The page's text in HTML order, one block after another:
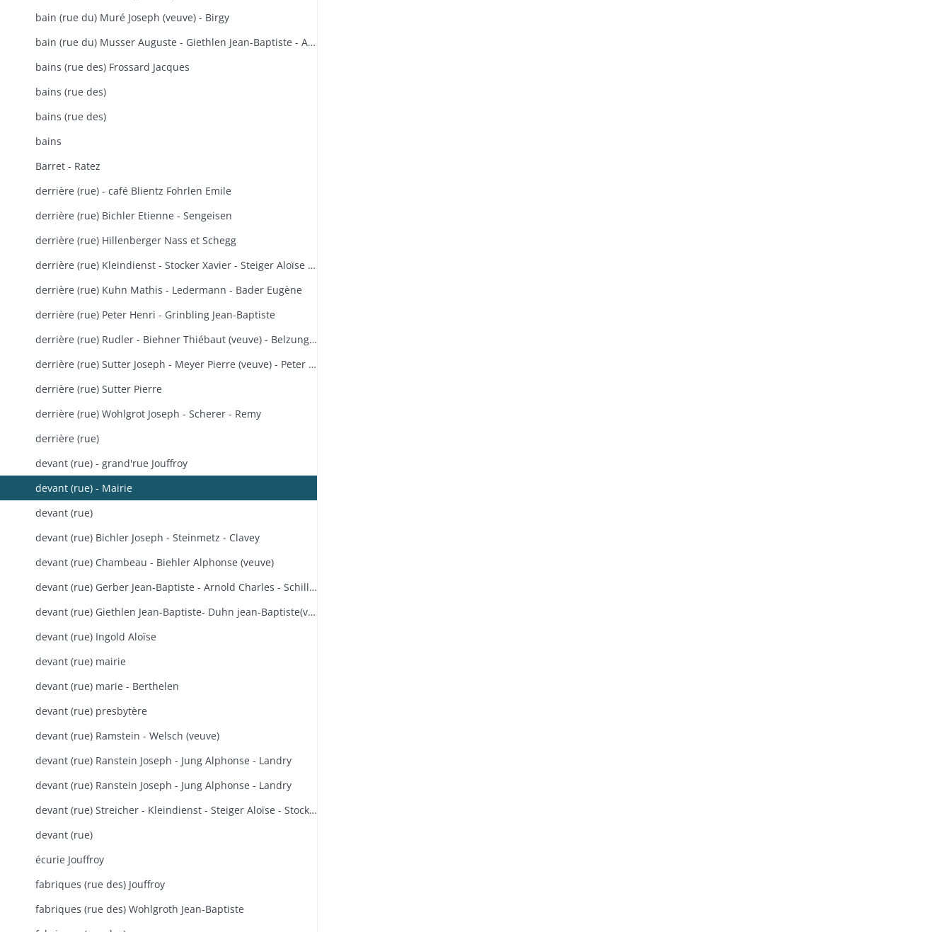
bain (rue du) Muré Joseph (veuve) - Birgy
bain (rue du) Musser Auguste - Giethlen Jean-Baptiste - Arnold
bains (rue des) Frossard Jacques
bains (rue des)
bains (rue des)
bains
Barret - Ratez
derrière (rue) - café Blientz Fohrlen Emile
derrière (rue) Bichler Etienne - Sengeisen
derrière (rue) Hillenberger Nass et Schegg
derrière (rue) Kleindienst - Stocker Xavier - Steiger Aloïse - Stock Joseph
derrière (rue) Kuhn Mathis - Ledermann - Bader Eugène
derrière (rue) Peter Henri - Grinbling Jean-Baptiste
derrière (rue) Rudler - Biehner Thiébaut (veuve) - Belzung Victor
derrière (rue) Sutter Joseph - Meyer Pierre (veuve) - Peter Jean-Baptiste
derrière (rue) Sutter Pierre
derrière (rue) Wohlgrot Joseph - Scherer - Remy
derrière (rue)
devant (rue) - grand'rue Jouffroy
devant (rue) - Mairie
devant (rue)
devant (rue) Bichler Joseph - Steinmetz - Clavey
devant (rue) Chambeau - Biehler Alphonse (veuve)
devant (rue) Gerber Jean-Baptiste - Arnold Charles - Schilling
devant (rue) Giethlen Jean-Baptiste- Duhn jean-Baptiste(veuve) - Schneider Jean-Baptiste- Mure Antoine - Schneider H. - Rohmer Antoine - Ramstein - Katez
devant (rue) Ingold Aloïse
devant (rue) mairie
devant (rue) marie - Berthelen
devant (rue) presbytère
devant (rue) Ramstein - Welsch (veuve)
devant (rue) Ranstein Joseph - Jung Alphonse - Landry
devant (rue) Ranstein Joseph - Jung Alphonse - Landry
devant (rue) Streicher - Kleindienst - Steiger Aloïse - Stocker Joseph
devant (rue)
écurie Jouffroy
fabriques (rue des) Jouffroy
fabriques (rue des) Wohlgroth Jean-Baptiste